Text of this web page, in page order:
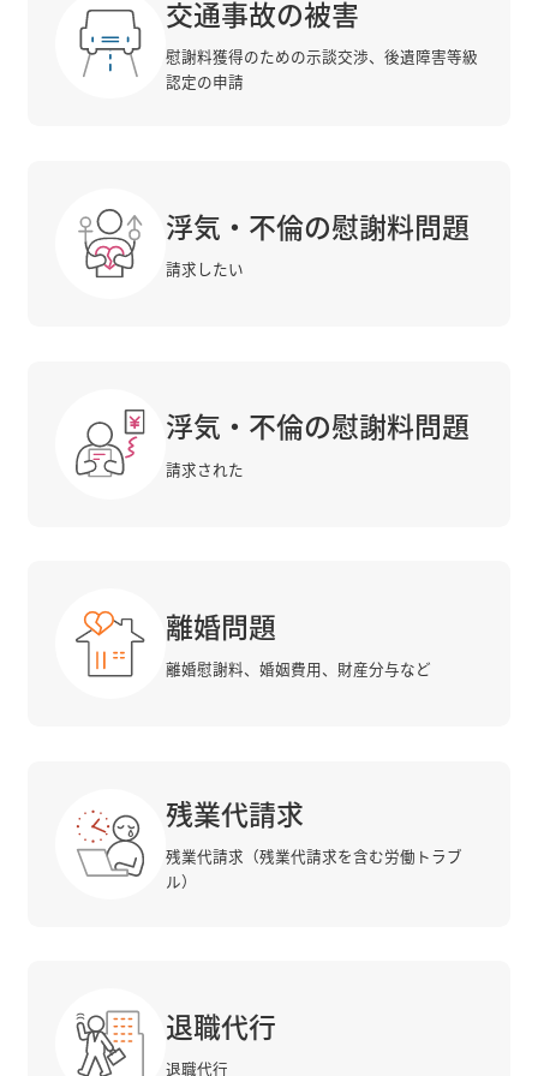
交通事故の被害
慰謝料獲得のための示談交渉、後遺障害等級
認定の申請
浮気・不倫の慰謝料問題
請求したい
浮気・不倫の慰謝料問題
請求された
離婚問題
離婚慰謝料、婚姻費用、財産分与など
残業代請求
残業代請求（残業代請求を含む労働トラブ
ル）
退職代行
退職代行